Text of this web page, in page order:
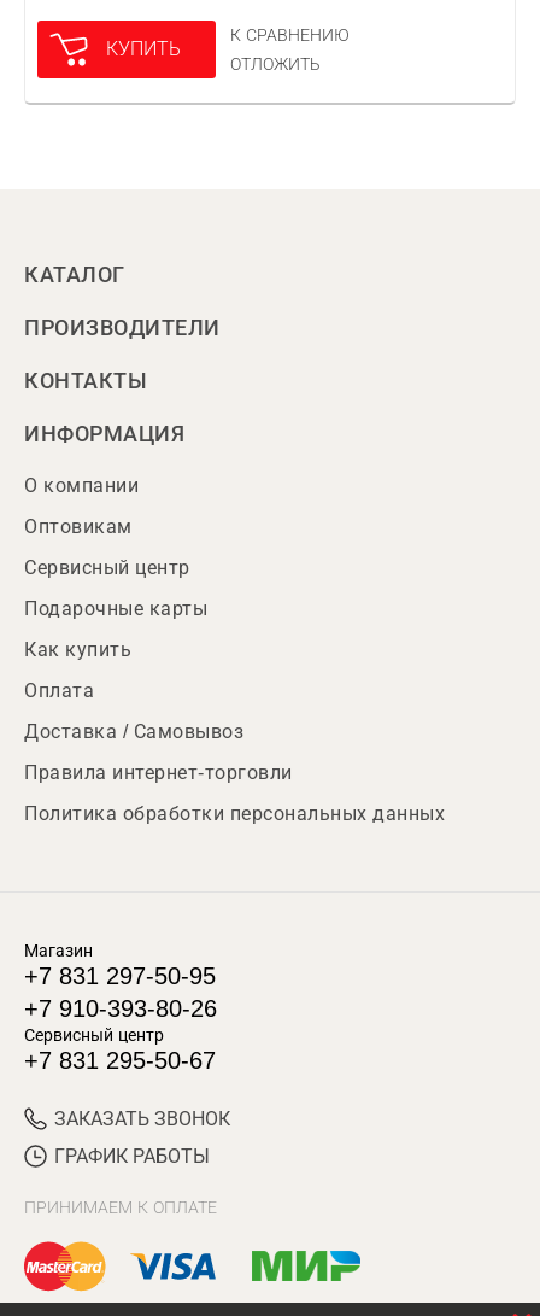
КУПИТЬ
К СРАВНЕНИЮ
ОТЛОЖИТЬ
КАТАЛОГ
ПРОИЗВОДИТЕЛИ
КОНТАКТЫ
ИНФОРМАЦИЯ
О компании
Оптовикам
Сервисный центр
Подарочные карты
Как купить
Оплата
Доставка / Самовывоз
Правила интернет-торговли
Политика обработки персональных данных
Магазин
+7 831 297-50-95
+7 910-393-80-26
Сервисный центр
+7 831 295-50-67
ЗАКАЗАТЬ ЗВОНОК
ГРАФИК РАБОТЫ
ПРИНИМАЕМ К ОПЛАТЕ